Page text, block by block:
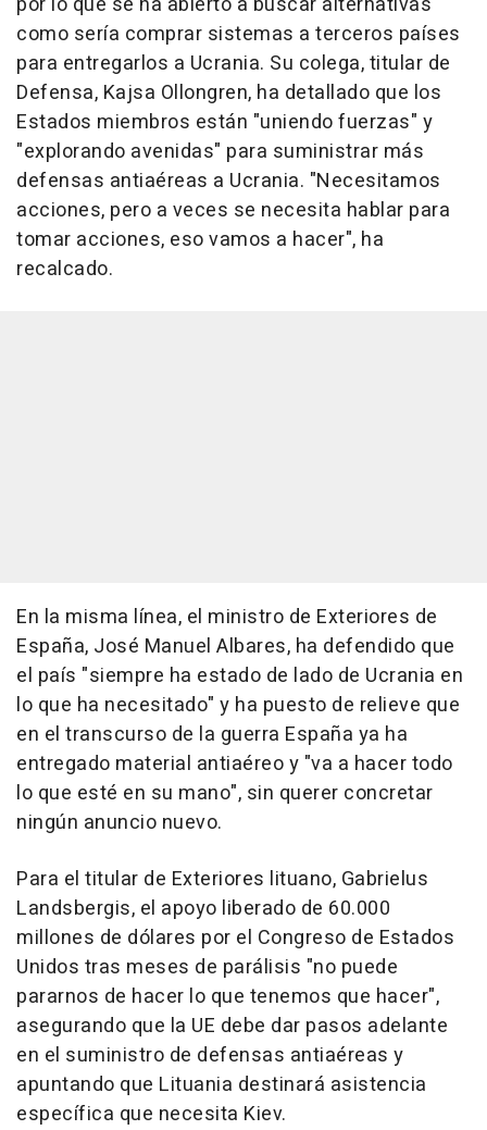
como sería comprar sistemas a terceros países
para entregarlos a Ucrania. Su colega, titular de
Defensa, Kajsa Ollongren, ha detallado que los
Estados miembros están "uniendo fuerzas" y
"explorando avenidas" para suministrar más
defensas antiaéreas a Ucrania. "Necesitamos
acciones, pero a veces se necesita hablar para
tomar acciones, eso vamos a hacer", ha
recalcado.
En la misma línea, el ministro de Exteriores de
España, José Manuel Albares, ha defendido que
el país "siempre ha estado de lado de Ucrania en
lo que ha necesitado" y ha puesto de relieve que
en el transcurso de la guerra España ya ha
entregado material antiaéreo y "va a hacer todo
lo que esté en su mano", sin querer concretar
ningún anuncio nuevo.
Para el titular de Exteriores lituano, Gabrielus
Landsbergis, el apoyo liberado de 60.000
millones de dólares por el Congreso de Estados
Unidos tras meses de parálisis "no puede
pararnos de hacer lo que tenemos que hacer",
asegurando que la UE debe dar pasos adelante
en el suministro de defensas antiaéreas y
apuntando que Lituania destinará asistencia
específica que necesita Kiev.